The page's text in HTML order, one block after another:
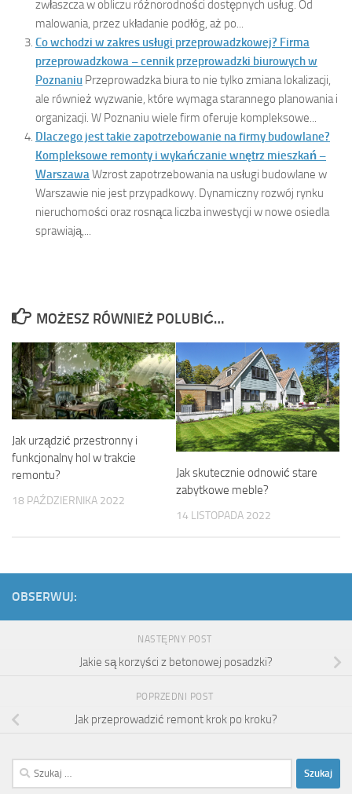
zwłaszcza w obliczu różnorodności dostępnych usług. Od
malowania, przez układanie podłóg, aż po...
Co wchodzi w zakres usługi przeprowadzkowej? Firma
przeprowadzkowa – cennik przeprowadzki biurowych w
Poznaniu Przeprowadzka biura to nie tylko zmiana lokalizacji,
ale również wyzwanie, które wymaga starannego planowania i
organizacji. W Poznaniu wiele firm oferuje kompleksowe...
Dlaczego jest takie zapotrzebowanie na firmy budowlane?
Kompleksowe remonty i wykańczanie wnętrz mieszkań –
WarszawaWzrost zapotrzebowania na usługi budowlane w
Warszawie nie jest przypadkowy. Dynamiczny rozwój rynku
nieruchomości oraz rosnąca liczba inwestycji w nowe osiedla
sprawiają,...
MOŻESZ RÓWNIEŻ POLUBIĆ…
Jak urządzić przestronny i
funkcjonalny hol w trakcie
remontu?
18 PAŹDZIERNIKA 2022
Jak skutecznie odnowić stare
zabytkowe meble?
14 LISTOPADA 2022
OBSERWUJ:
NASTĘPNY POST
Jakie są korzyści z betonowej posadzki?
POPRZEDNI POST
Jak przeprowadzić remont krok po kroku?
Szukaj: